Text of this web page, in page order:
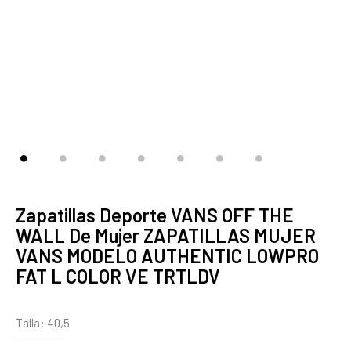
Zapatillas Deporte VANS OFF THE
WALL De Mujer ZAPATILLAS MUJER
VANS MODELO AUTHENTIC LOWPRO
FAT L COLOR VE TRTLDV
Talla: 40,5